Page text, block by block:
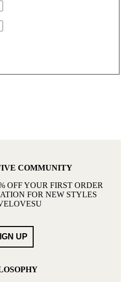
COMMUNITY
OFF YOUR FIRST ORDER
FOR NEW STYLES